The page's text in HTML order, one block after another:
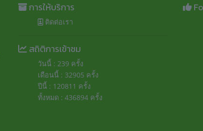
การให้บริการ
ติดต่อเรา
สถิติการเข้าชม
วันนี้ : 239 ครั้ง
เดือนนี้ : 32905 ครั้ง
ปีนี้ : 120811 ครั้ง
ทั้งหมด : 436894 ครั้ง